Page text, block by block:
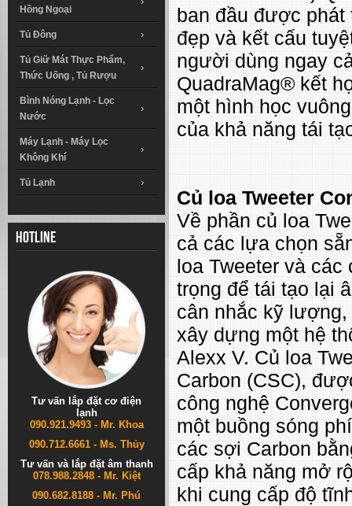
Hồng Ngoại
Tủ Đông
Tủ Giữ Mát Thực Phẩm,
Thức Uống , Tủ Rượu
Bình Nóng Lạnh - Lọc
Nước
Máy Lạnh - Máy Lọc
Không Khí
Tủ Lạnh
Hotline
Tư vấn lắp đặt cơ điện
lạnh
090.921.9493 - Mr. Khoa
090.712.6661 - Ms. Thủy
Tư vấn và lắp đặt âm thanh
078.988.2848 - Mr. Kiệt
090.682.8188 - Mr. Phú
ban đầu được phát
đẹp và kết cấu
người dùng ngay
QuadraMag® kết
một hình học
của khả năng tái
Củ loa Tweeter
Về phần củ loa
cả các lựa chọn
loa Tweeter và
trọng để tái tạo lại
cân nhắc kỹ
xây dựng một hệ
Alexx V. Củ loa
Carbon (CSC),
công nghệ
một buồng sóng
các sợi Carbon
cấp khả năng mở
khi cung cấp độ